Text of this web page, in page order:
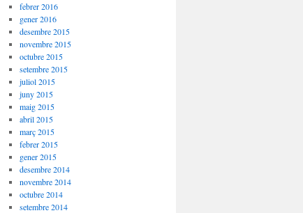
febrer 2016
gener 2016
desembre 2015
novembre 2015
octubre 2015
setembre 2015
juliol 2015
juny 2015
maig 2015
abril 2015
març 2015
febrer 2015
gener 2015
desembre 2014
novembre 2014
octubre 2014
setembre 2014